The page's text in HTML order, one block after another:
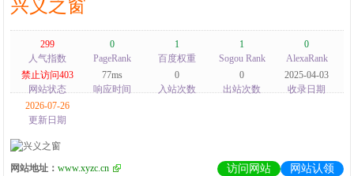
兴义之窗
299
人气指数
0
PageRank
1
百度权重
1
Sogou Rank
0
AlexaRank
禁止访问403
网站状态
77ms
响应时间
0
入站次数
0
出站次数
2025-04-03
收录日期
2026-07-26
更新日期
网站地址：www.xyzc.cn 网站认领
访问网站